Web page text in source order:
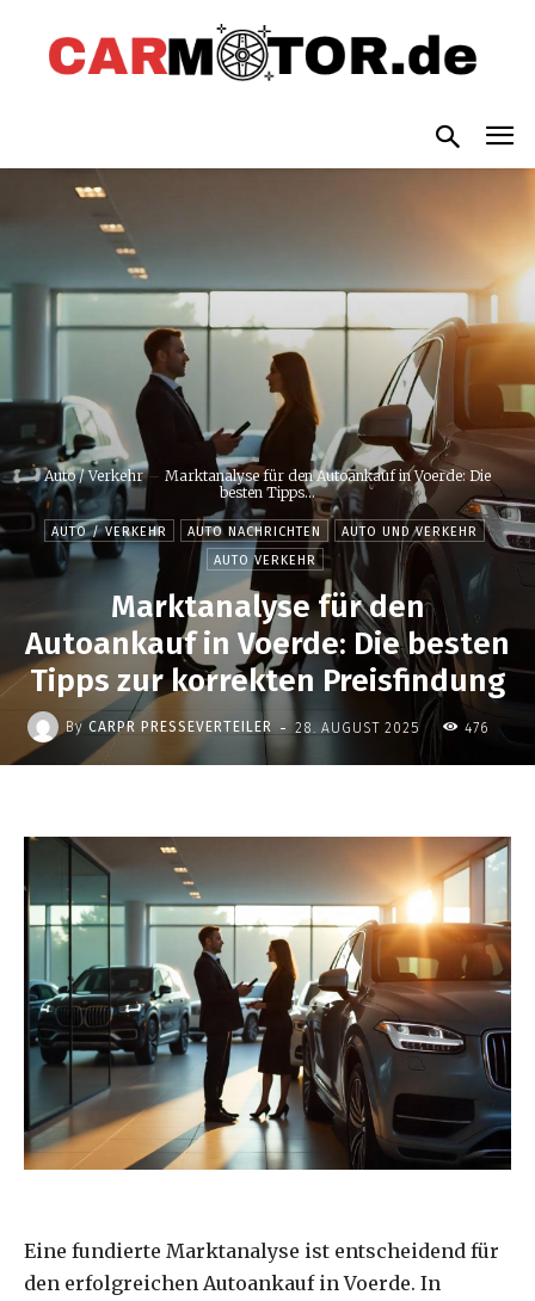
Auto / Verkehr
Marktanalyse für den Autoankauf in Voerde: Die
besten Tipps...
AUTO / VERKEHR AUTO NACHRICHTEN
AUTO UND VERKEHR
AUTO VERKEHR
Marktanalyse für den
Autoankauf in Voerde: Die besten
Tipps zur korrekten Preisfindung
By CARPR PRESSEVERTEILER - 28. AUGUST 2025 476
Eine fundierte Marktanalyse ist entscheidend für
den erfolgreichen Autoankauf in Voerde. In